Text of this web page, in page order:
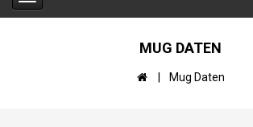
MUG DATEN
Mug Daten